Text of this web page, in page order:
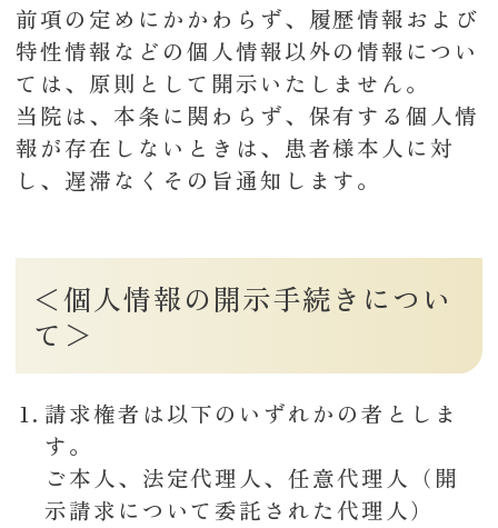
前項の定めにかかわらず、履歴情報および
特性情報などの個人情報以外の情報につい
ては、原則として開示いたしません。
当院は、本条に関わらず、保有する個人情
報が存在しないときは、患者様本人に対
し、遅滞なくその旨通知します。
＜個人情報の開示手続きについ
て＞
請求権者は以下のいずれかの者としま
す。
ご本人、法定代理人、任意代理人（開
示請求について委託された代理人）